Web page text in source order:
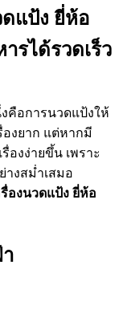
แป้ง ยี่ห้อ
รได้รวดเร็ว
คือการนวดแป้งให้
งยาก แต่หากมี
องง่ายขึ้น เพราะ
างสม่ำเสมอ
รื่องนวดแป้ง ยี่ห้อ